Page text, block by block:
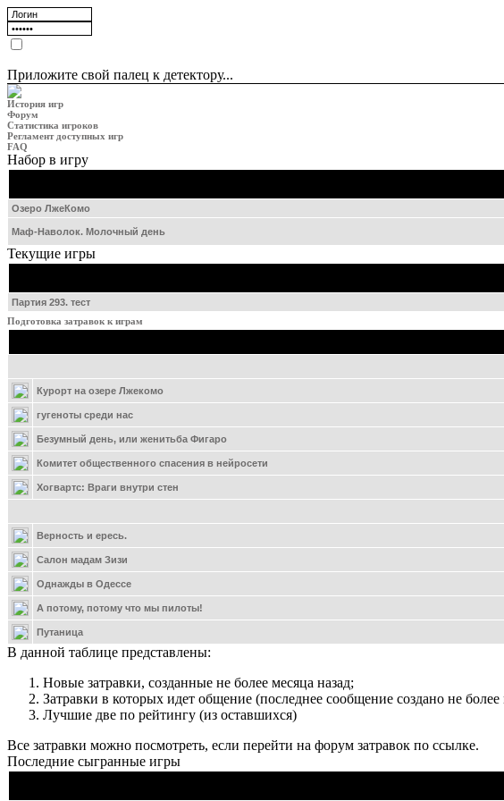
Приложите свой палец к детектору...
История игр
Форум
Статистика игроков
Регламент доступных игр
FAQ
Набор в игру
Озеро ЛжеКомо
Маф-Наволок. Молочный день
Текущие игры
Партия 293. тест
Подготовка затравок к играм
Курорт на озере Лжекомо
гугеноты среди нас
Безумный день, или женитьба Фигаро
Комитет общественного спасения в нейросети
Хогвартс: Враги внутри стен
Верность и ересь.
Салон мадам Зизи
Однажды в Одессе
А потому, потому что мы пилоты!
Путаница
В данной таблице представлены:
Новые затравки, созданные не более месяца назад;
Затравки в которых идет общение (последнее сообщение создано не более
Лучшие две по рейтингу (из оставшихся)
Все затравки можно посмотреть, если перейти на форум затравок по ссылке.
Последние сыгранные игры